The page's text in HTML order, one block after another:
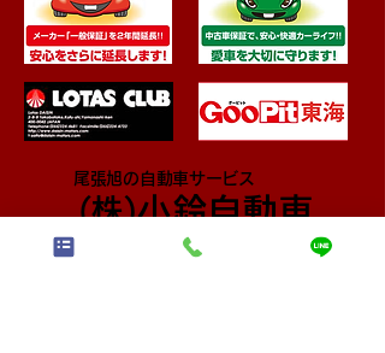
尾張旭の自動車サービス
​(株)小鈴自動車